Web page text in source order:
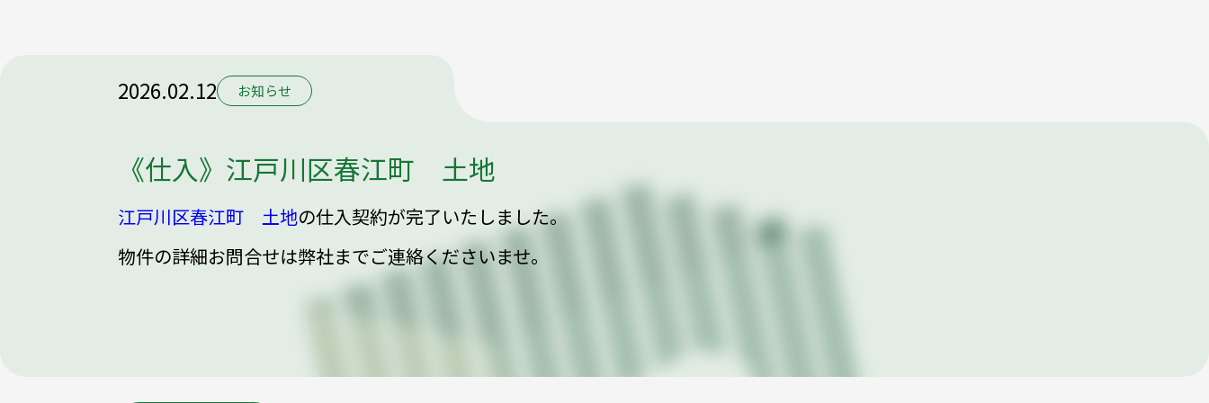
2026.02.12 お知らせ
《仕入》江戸川区春江町 土地
江戸川区春江町 土地の仕入契約が完了いたしました。
物件の詳細お問合せは弊社までご連絡くださいませ。